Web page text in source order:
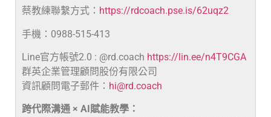
蔡教練聯繫方式： https://rdcoach.pse.is/62uqz2
手機：0988-515-413
Line官方帳號2.0 : @rd.coach https://lin.ee/n4T9CGA
群英企業管理顧問股份有限公司
資訊顧問電子郵件： hi@rd.coach
跨代際溝通 × AI賦能教學：